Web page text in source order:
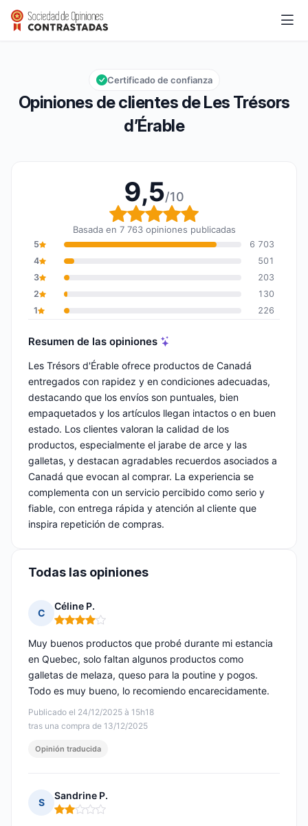
Les Trésors d’Érable
Calificación global: 9,5 de 10
9,5/10
Opiniones de clientes de Les Trésors
d’Érable
Certificado de confianza
9,5/10
Calificación global: 9,5
Basada en 7 763 opiniones publicadas
5
6 703
4
501
3
203
2
130
1
226
Resumen de las opiniones
Les Trésors d'Érable ofrece productos de Canadá
entregados con rapidez y en condiciones adecuadas,
destacando que los envíos son puntuales, bien
empaquetados y los artículos llegan intactos o en buen
estado. Los clientes valoran la calidad de los
productos, especialmente el jarabe de arce y las
galletas, y destacan agradables recuerdos asociados a
Canadá que evocan al comprar. La experiencia se
complementa con un servicio percibido como serio y
fiable, con entrega rápida y atención al cliente que
inspira repetición de compras.
Todas las opiniones
C
Céline P.
Nota: 4 de 5
Publicado el 24/12/2025 à 15h18
tras una compra de 13/12/2025
Muy buenos productos que probé durante mi estancia
en Quebec, solo faltan algunos productos como
galletas de melaza, queso para la poutine y pogos.
Todo es muy bueno, lo recomiendo encarecidamente.
Opinión traducida
S
Sandrine P.
Nota: 2 de 5